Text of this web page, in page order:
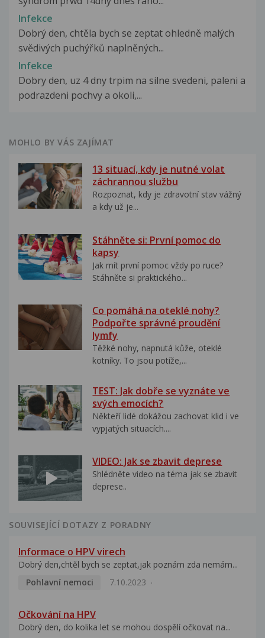
Infekce
Dobrý den, chtěla bych se zeptat ohledně malých
svědivých puchýřků naplněných...
Infekce
Dobry den, uz 4 dny trpim na silne svedeni, paleni a
podrazdeni pochvy a okoli,...
MOHLO BY VÁS ZAJÍMAT
13 situací, kdy je nutné volat
záchrannou službu
Rozpoznat, kdy je zdravotní stav vážný
a kdy už je...
Stáhněte si: První pomoc do
kapsy
Jak mít první pomoc vždy po ruce?
Stáhněte si praktického...
Co pomáhá na oteklé nohy?
Podpořte správné proudění
lymfy
Těžké nohy, napnutá kůže, oteklé
kotníky. To jsou potíže,...
TEST: Jak dobře se vyznáte ve
svých emocích?
Někteří lidé dokážou zachovat klid i ve
vypjatých situacích....
VIDEO: Jak se zbavit deprese
Shlédněte video na téma jak se zbavit
deprese..
SOUVISEJÍCÍ DOTAZY Z PORADNY
Informace o HPV virech
Dobrý den,chtěl bych se zeptat,jak poznám zda nemám...
Pohlavní nemoci
7.10.2023
Očkování na HPV
Dobrý den, do kolika let se mohou dospělí očkovat na...